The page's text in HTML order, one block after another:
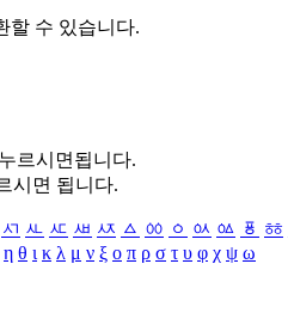
할 수 있습니다.
르시면됩니다.
시면 됩니다.
ㅺ ㅻ ㅼ ㅽ ㅾ ㅿ ㆀ ㆁ ㆂ ㆃ ㆄ ㆅ
η θ ι κ λ μ ν ξ ο π ρ σ τ υ φ χ ψ ω